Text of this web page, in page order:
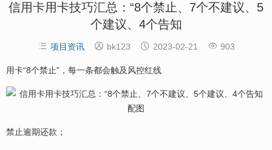
信用卡用卡技巧汇总：“8个禁止、7个不建议、5
个建议、4个告知
 项目资讯  bk123  2023-02-21  903
用卡“8个禁止”，每一条都会触及风控红线
禁止逾期还款；